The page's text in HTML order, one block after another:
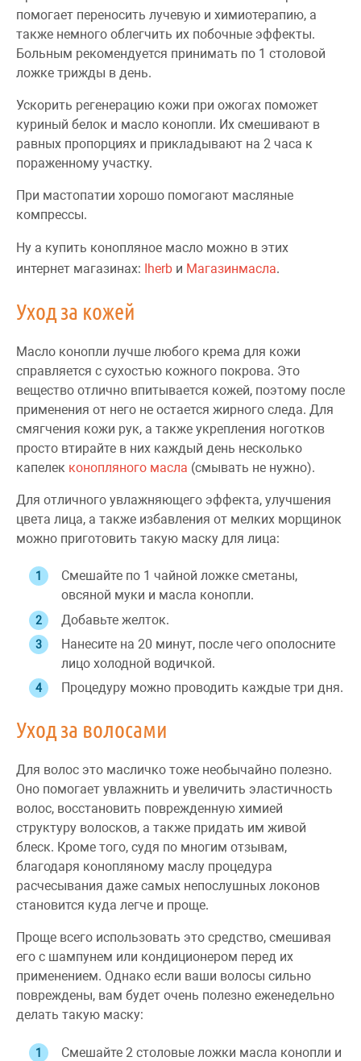
помогает переносить лучевую и химиотерапию, а
также немного облегчить их побочные эффекты.
Больным рекомендуется принимать по 1 столовой
ложке трижды в день.
Ускорить регенерацию кожи при ожогах поможет
куриный белок и масло конопли. Их смешивают в
равных пропорциях и прикладывают на 2 часа к
пораженному участку.
При мастопатии хорошо помогают масляные
компрессы.
Ну а купить конопляное масло можно в этих
интернет магазинах: Iherb и Магазинмасла.
Уход за кожей
Масло конопли лучше любого крема для кожи
справляется с сухостью кожного покрова. Это
вещество отлично впитывается кожей, поэтому после
применения от него не остается жирного следа. Для
смягчения кожи рук, а также укрепления ноготков
просто втирайте в них каждый день несколько
капелек конопляного масла (смывать не нужно).
Для отличного увлажняющего эффекта, улучшения
цвета лица, а также избавления от мелких морщинок
можно приготовить такую маску для лица:
Смешайте по 1 чайной ложке сметаны,
овсяной муки и масла конопли.
Добавьте желток.
Нанесите на 20 минут, после чего ополосните
лицо холодной водичкой.
Процедуру можно проводить каждые три дня.
Уход за волосами
Для волос это масличко тоже необычайно полезно.
Оно помогает увлажнить и увеличить эластичность
волос, восстановить поврежденную химией
структуру волосков, а также придать им живой
блеск. Кроме того, судя по многим отзывам,
благодаря конопляному маслу процедура
расчесывания даже самых непослушных локонов
становится куда легче и проще.
Проще всего использовать это средство, смешивая
его с шампунем или кондиционером перед их
применением. Однако если ваши волосы сильно
повреждены, вам будет очень полезно еженедельно
делать такую маску:
Смешайте 2 столовые ложки масла конопли и